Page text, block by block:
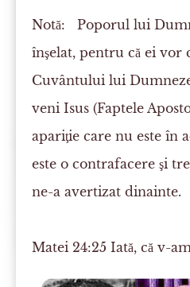
Notă: Poporul lui
înşelat, pentru că ei vor
Cuvântului lui
veni Isus (Faptele
apariţie care nu este în
este o contrafacere şi
ne-a avertizat dinainte.
Matei 24:25 Iată, că v-